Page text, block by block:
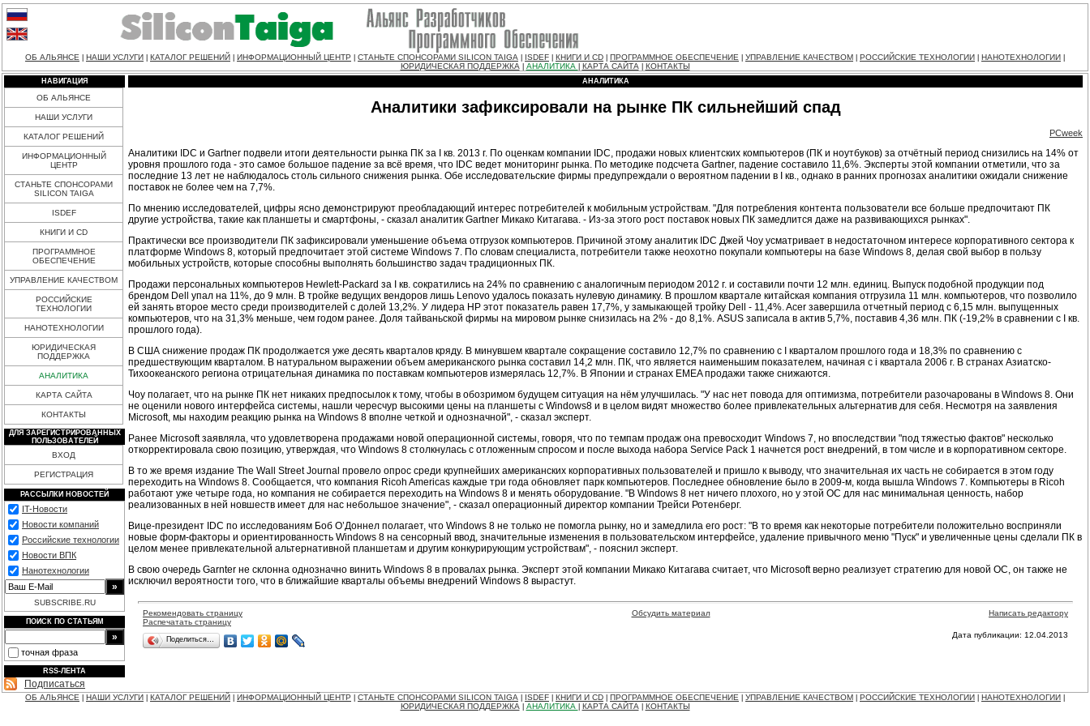
ОБ АЛЬЯНСЕ НАШИ УСЛУГИ КАТАЛОГ РЕШЕНИЙ ИНФОРМАЦИОННЫЙ ЦЕНТР СТАНЬТЕ СПОНСОРАМИ SILICON TAIGA ISDEF КНИГИ И CD ПРОГРАММНОЕ ОБЕСПЕЧЕНИЕ УПРАВЛЕНИЕ КАЧЕСТВОМ РОССИЙСКИЕ ТЕХНОЛОГИИ НАНОТЕХНОЛОГИИ
ЮРИДИЧЕСКАЯ ПОДДЕРЖКА| АНАЛИТИКА КАРТА САЙТА| КОНТАКТЫ
НАВИГАЦИЯ
ОБ АЛЬЯНСЕ
НАШИ УСЛУГИ
КАТАЛОГ РЕШЕНИЙ
ИНФОРМАЦИОННЫЙ
ЦЕНТР
СТАНЬТЕ СПОНСОРАМИ
SILICON TAIGA
ISDEF
КНИГИ И CD
ПРОГРАММНОЕ
ОБЕСПЕЧЕНИЕ
УПРАВЛЕНИЕ КАЧЕСТВОМ
РОССИЙСКИЕ
ТЕХНОЛОГИИ
НАНОТЕХНОЛОГИИ
ЮРИДИЧЕСКАЯ
ПОДДЕРЖКА
АНАЛИТИКА
КАРТА САЙТА
КОНТАКТЫ
ДЛЯ ЗАРЕГИСТРИРОВАННЫХ
ПОЛЬЗОВАТЕЛЕЙ
ВХОД
РЕГИСТРАЦИЯ
РАССЫЛКИ НОВОСТЕЙ
IT-Новости
Новости компаний
Российские технологии
Новости ВПК
Нанотехнологии
SUBSCRIBE.RU
ПОИСК ПО СТАТЬЯМ
точная фраза
RSS-ЛЕНТА
Подписаться
АНАЛИТИКА
Аналитики зафиксировали на рынке ПК сильнейший спад
PCweek
Аналитики IDC и Gartner подвели итоги деятельности рынка ПК за I кв. 2013 г. По оценкам компании IDC, продажи новых клиентских компьютеров (ПК и ноутбуков) за отчётный период снизились на 14% от
уровня прошлого года - это самое большое падение за всё время, что IDC ведет мониторинг рынка. По методике подсчета Gartner, падение составило 11,6%. Эксперты этой компании отметили, что за
последние 13 лет не наблюдалось столь сильного снижения рынка. Обе исследовательские фирмы предупреждали о вероятном падении в I кв., однако в ранних прогнозах аналитики ожидали снижение
поставок не более чем на 7,7%.
По мнению исследователей, цифры ясно демонстрируют преобладающий интерес потребителей к мобильным устройствам. "Для потребления контента пользователи все больше предпочитают ПК
другие устройства, такие как планшеты и смартфоны, - сказал аналитик Gartner Микако Китагава. - Из-за этого рост поставок новых ПК замедлится даже на развивающихся рынках".
Практически все производители ПК зафиксировали уменьшение объема отгрузок компьютеров. Причиной этому аналитик IDC Джей Чоу усматривает в недостаточном интересе корпоративного сектора к
платформе Windows 8, который предпочитает этой системе Windows 7. По словам специалиста, потребители также неохотно покупали компьютеры на базе Windows 8, делая свой выбор в пользу
мобильных устройств, которые способны выполнять большинство задач традиционных ПК.
Продажи персональных компьютеров Hewlett-Packard за I кв. сократились на 24% по сравнению с аналогичным периодом 2012 г. и составили почти 12 млн. единиц. Выпуск подобной продукции под
брендом Dell упал на 11%, до 9 млн. В тройке ведущих вендоров лишь Lenovo удалось показать нулевую динамику. В прошлом квартале китайская компания отгрузила 11 млн. компьютеров, что позволило
ей занять второе место среди производителей с долей 13,2%. У лидера HP этот показатель равен 17,7%, у замыкающей тройку Dell - 11,4%. Acer завершила отчетный период с 6,15 млн. выпущенных
компьютеров, что на 31,3% меньше, чем годом ранее. Доля тайваньской фирмы на мировом рынке снизилась на 2% - до 8,1%. ASUS записала в актив 5,7%, поставив 4,36 млн. ПК (-19,2% в сравнении с I кв.
прошлого года).
В США снижение продаж ПК продолжается уже десять кварталов кряду. В минувшем квартале сокращение составило 12,7% по сравнению с I кварталом прошлого года и 18,3% по сравнению с
предшествующим кварталом. В натуральном выражении объем американского рынка составил 14,2 млн. ПК, что является наименьшим показателем, начиная с i квартала 2006 г. В странах Азиатско-
Тихоокеанского региона отрицательная динамика по поставкам компьютеров измерялась 12,7%. В Японии и странах EMEA продажи также снижаются.
Чоу полагает, что на рынке ПК нет никаких предпосылок к тому, чтобы в обозримом будущем ситуация на нём улучшилась. "У нас нет повода для оптимизма, потребители разочарованы в Windows 8. Они
не оценили нового интерфейса системы, нашли чересчур высокими цены на планшеты с Windows8 и в целом видят множество более привлекательных альтернатив для себя. Несмотря на заявления
Microsoft, мы находим реакцию рынка на Windows 8 вполне четкой и однозначной", - сказал эксперт.
Ранее Microsoft заявляла, что удовлетворена продажами новой операционной системы, говоря, что по темпам продаж она превосходит Windows 7, но впоследствии "под тяжестью фактов" несколько
откорректировала свою позицию, утверждая, что Windows 8 столкнулась с отложенным спросом и после выхода набора Service Pack 1 начнется рост внедрений, в том числе и в корпоративном секторе.
В то же время издание The Wall Street Journal провело опрос среди крупнейших американских корпоративных пользователей и пришло к выводу, что значительная их часть не собирается в этом году
переходить на Windows 8. Сообщается, что компания Ricoh Americas каждые три года обновляет парк компьютеров. Последнее обновление было в 2009-м, когда вышла Windows 7. Компьютеры в Ricoh
работают уже четыре года, но компания не собирается переходить на Windows 8 и менять оборудование. "В Windows 8 нет ничего плохого, но у этой ОС для нас минимальная ценность, набор
реализованных в ней новшеств имеет для нас небольшое значение", - сказал операционный директор компании Трейси Ротенберг.
Вице-президент IDC по исследованиям Боб О’Доннел полагает, что Windows 8 не только не помогла рынку, но и замедлила его рост: "В то время как некоторые потребители положительно восприняли
новые форм-факторы и ориентированность Windows 8 на сенсорный ввод, значительные изменения в пользовательском интерфейсе, удаление привычного меню "Пуск" и увеличенные цены сделали ПК в
целом менее привлекательной альтернативной планшетам и другим конкурирующим устройствам", - пояснил эксперт.
В свою очередь Garnter не склонна однозначно винить Windows 8 в провалах рынка. Эксперт этой компании Микако Китагава считает, что Microsoft верно реализует стратегию для новой ОС, он также не
исключил вероятности того, что в ближайшие кварталы объемы внедрений Windows 8 вырастут.
Рекомендовать страницу Обсудить материал
Написать редактору
Распечатать страницу
Поделиться… Дата публикации: 12.04.2013
ОБ АЛЬЯНСЕ НАШИ УСЛУГИ КАТАЛОГ РЕШЕНИЙ ИНФОРМАЦИОННЫЙ ЦЕНТР СТАНЬТЕ СПОНСОРАМИ SILICON TAIGA ISDEF КНИГИ И CD ПРОГРАММНОЕ ОБЕСПЕЧЕНИЕ УПРАВЛЕНИЕ КАЧЕСТВОМ РОССИЙСКИЕ ТЕХНОЛОГИИ НАНОТЕХНОЛОГИИ
ЮРИДИЧЕСКАЯ ПОДДЕРЖКА| АНАЛИТИКА КАРТА САЙТА| КОНТАКТЫ